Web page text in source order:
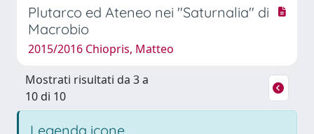
Plutarco ed Ateneo nei "Saturnalia" di
Macrobio
2015/2016 Chiopris, Matteo
Mostrati risultati da 3 a
10 di 10
Legenda icone